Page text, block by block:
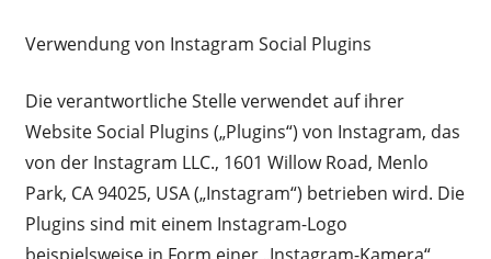
Verwendung von Instagram Social Plugins
Die verantwortliche Stelle verwendet auf ihrer
Website Social Plugins („Plugins“) von Instagram, das
von der Instagram LLC., 1601 Willow Road, Menlo
Park, CA 94025, USA („Instagram“) betrieben wird. Die
Plugins sind mit einem Instagram-Logo